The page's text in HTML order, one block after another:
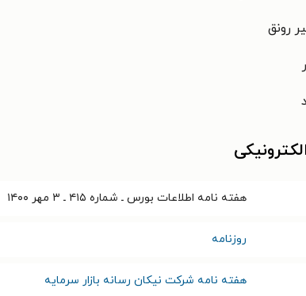
رونق
هفته نامه اطلاعات بورس ـ شماره ۴۱۵ ـ ۳ مهر ۱۴۰۰
روزنامه
هفته نامه شرکت نیکان رسانه بازار سرمایه